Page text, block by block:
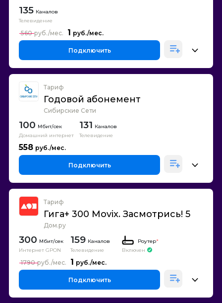
135 Каналов
Телевидение
1
560
Подключить
Тариф
Годовой абонемент
Сибирские Сети
100
Домашний интернет
131 Каналов
Телевидение
558
Подключить
Тариф
Гига+ 300 Movix. Засмотрись! 5
Дом.ру
300
Интернет GPON
159 Каналов
Телевидение
Роутер*
Включен
1
1790
Подключить